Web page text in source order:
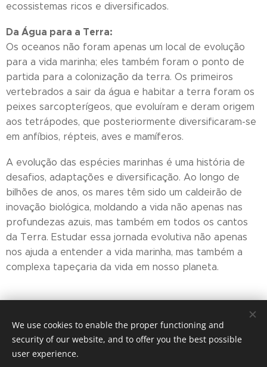
ecossistemas ricos e diversificados.
Da Água para a Terra:
Os oceanos não foram apenas um local de evolução
para a vida marinha; eles também foram o ponto de
partida para a colonização da terra. Os primeiros
vertebrados a sair da água e habitar a terra foram os
peixes sarcopterígeos, que evoluíram e deram origem
aos tetrápodes, que posteriormente diversificaram-se
em anfíbios, répteis, aves e mamíferos.
A evolução das espécies marinhas é uma história de
desafios, adaptações e diversificação. Ao longo de
bilhões de anos, os mares têm sido um caldeirão de
inovação biológica, moldando a vida não apenas nas
profundezas azuis, mas também em todos os cantos
da Terra. Estudar essa jornada evolutiva não apenas
nos ajuda a entender a vida marinha, mas também a
complexa tapeçaria da vida em nosso planeta.
We use cookies to enable the proper functioning and
security of our website, and to offer you the best possible
user experience.